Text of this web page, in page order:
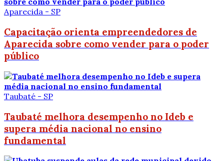
Aparecida - SP
Capacitação orienta empreendedores de
Aparecida sobre como vender para o poder
público
Taubaté - SP
Taubaté melhora desempenho no Ideb e
supera média nacional no ensino
fundamental